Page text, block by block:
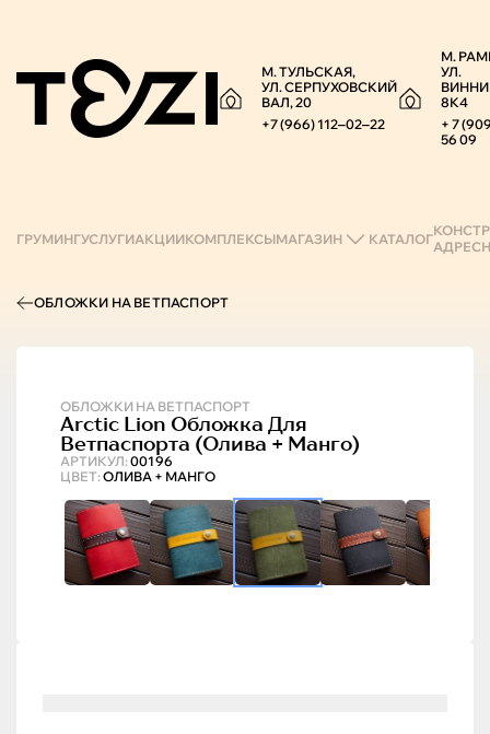
М. ТУЛЬСКАЯ,
УЛ. СЕРПУХОВСКИЙ
ВАЛ, 20
+7 (966) 112‒02‒22
М.
УЛ.
8К4
+ 7
56 09
ГРУМИНГУСЛУГИАКЦИИКОМПЛЕКСЫМАГАЗИН КАТАЛОГ
ОБЛОЖКИ НА ВЕТПАСПОРТ
ОБЛОЖКИ НА ВЕТПАСПОРТ
АРТИКУЛ: 00196
Arctic Lion Обложка Для
Ветпаспорта (олива + Манго)
ЦВЕТ: ОЛИВА + МАНГО